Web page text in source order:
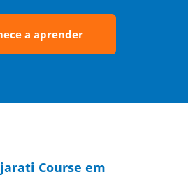
a aprender
Course em